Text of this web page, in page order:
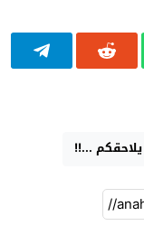
...!!